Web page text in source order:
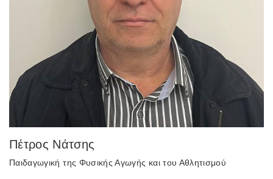
Πέτρος Νάτσης
Παιδαγωγική της Φυσικής Αγωγής και του Αθλητισμού